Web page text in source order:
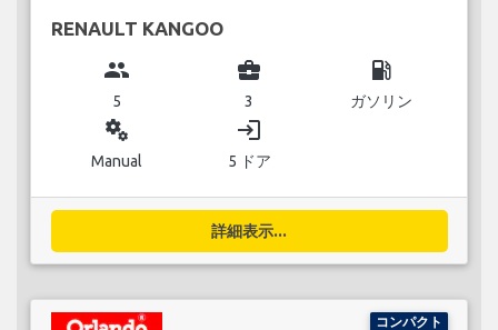
RENAULT KANGOO
group
5
business_center
3
local_gas_station
ガソリン
miscellaneous_services
Manual
login
5 ドア
詳細表示...
コンパクト